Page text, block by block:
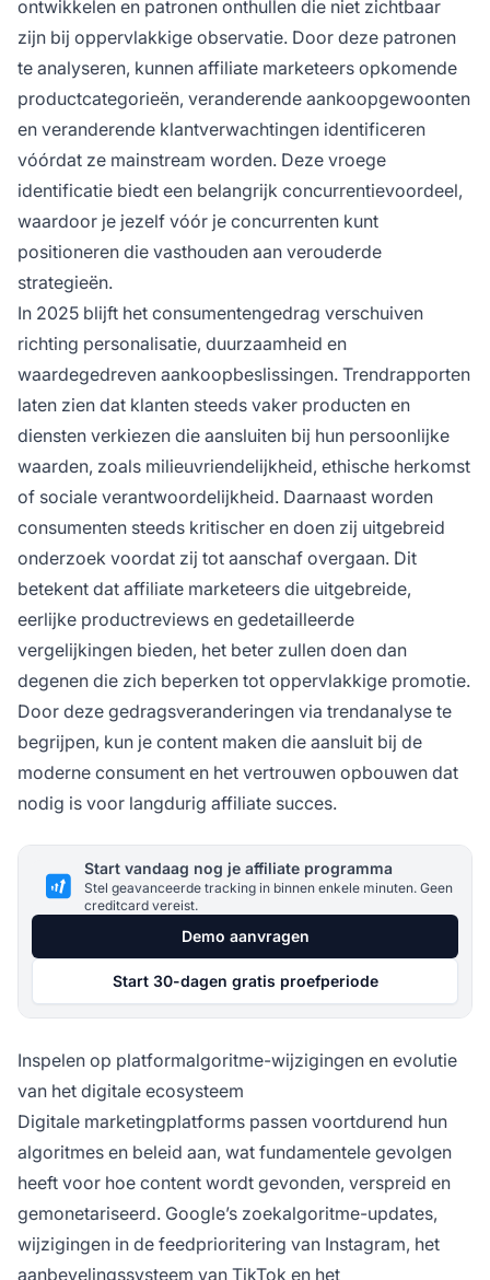
ontwikkelen en patronen onthullen die niet zichtbaar
zijn bij oppervlakkige observatie. Door deze patronen
te analyseren, kunnen affiliate marketeers opkomende
productcategorieën, veranderende aankoopgewoonten
en veranderende klantverwachtingen identificeren
vóórdat ze mainstream worden. Deze vroege
identificatie biedt een belangrijk concurrentievoordeel,
waardoor je jezelf vóór je concurrenten kunt
positioneren die vasthouden aan verouderde
strategieën.
In 2025 blijft het consumentengedrag verschuiven
richting personalisatie, duurzaamheid en
waardegedreven aankoopbeslissingen. Trendrapporten
laten zien dat klanten steeds vaker producten en
diensten verkiezen die aansluiten bij hun persoonlijke
waarden, zoals milieuvriendelijkheid, ethische herkomst
of sociale verantwoordelijkheid. Daarnaast worden
consumenten steeds kritischer en doen zij uitgebreid
onderzoek voordat zij tot aanschaf overgaan. Dit
betekent dat affiliate marketeers die uitgebreide,
eerlijke productreviews en gedetailleerde
vergelijkingen bieden, het beter zullen doen dan
degenen die zich beperken tot oppervlakkige promotie.
Door deze gedragsveranderingen via trendanalyse te
begrijpen, kun je content maken die aansluit bij de
moderne consument en het vertrouwen opbouwen dat
nodig is voor langdurig affiliate succes.
Start vandaag nog je affiliate programma
Stel geavanceerde tracking in binnen enkele minuten. Geen
creditcard vereist.
Demo aanvragen
Start 30-dagen gratis proefperiode
Inspelen op platformalgoritme-wijzigingen en evolutie
van het digitale ecosysteem
Digitale marketingplatforms passen voortdurend hun
algoritmes en beleid aan, wat fundamentele gevolgen
heeft voor hoe content wordt gevonden, verspreid en
gemonetariseerd. Google’s zoekalgoritme-updates,
wijzigingen in de feedprioritering van Instagram, het
aanbevelingssysteem van TikTok en het